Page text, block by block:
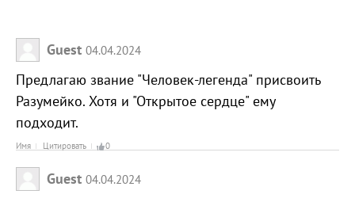
Guest 04.04.2024
Предлагаю звание "Человек-легенда" присвоить
Разумейко. Хотя и "Открытое сердце" ему
подходит.
Имя Цитировать 0
Guest 04.04.2024